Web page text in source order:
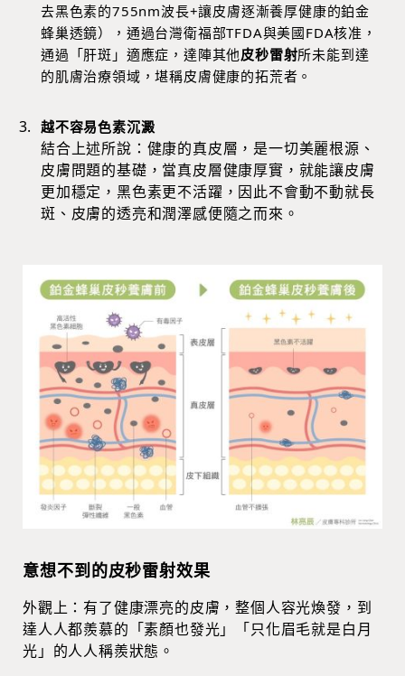
去黑色素的755nm波長+讓皮膚逐漸養厚健康的鉑金
蜂巢透鏡），通過台灣衛福部TFDA與美國FDA核准，
通過「肝斑」適應症，達陣其他皮秒雷射所未能到達
的肌膚治療領域，堪稱皮膚健康的拓荒者。
越不容易色素沉澱
結合上述所說：健康的真皮層，是一切美麗根源、
皮膚問題的基礎，當真皮層健康厚實，就能讓皮膚
更加穩定，黑色素更不活躍，因此不會動不動就長
斑、皮膚的透亮和潤澤感便隨之而來。
意想不到的皮秒雷射效果
外觀上：有了健康漂亮的皮膚，整個人容光煥發，到
達人人都羨慕的「素顏也發光」「只化眉毛就是白月
光」的人人稱羨狀態。